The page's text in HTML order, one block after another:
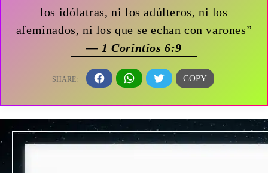
los idólatras, ni los adúlteros, ni los
afeminados, ni los que se echan con varones”
— 1 Corintios 6:9